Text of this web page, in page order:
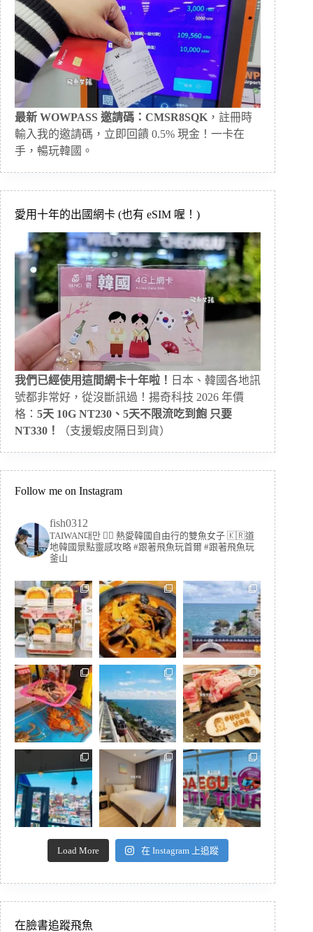
最新 WOWPASS 邀請碼：CMSR8SQK ，註冊時
輸入我的邀請碼，立即回饋 0.5% 現金！一卡在
手，暢玩韓國。
愛用十年的出國網卡 (也有 eSIM 喔！)
我們已經使用這間網卡十年啦！ 日本、韓國各地訊
號都非常好，從沒斷訊過！揚奇科技 2026 年價
格： 5天 10G NT230、5天不限流吃到飽 只要
NT330！
（支援蝦皮隔日到貨）
Follow me on Instagram
fish0312
TAIWAN대만 🏳️‍🌈 熱愛韓國自由行的雙魚女子 🇰🇷道
地韓國景點靈感攻略 #跟著飛魚玩首爾 #跟著飛魚玩
釜山
Load More 在 Instagram 上追蹤
在臉書追蹤飛魚